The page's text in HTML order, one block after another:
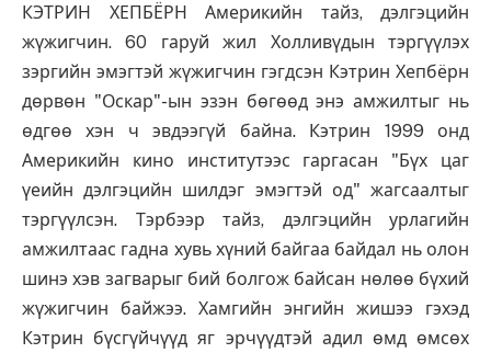
КЭТРИН ХЕПБЁРН Америкийн тайз, дэлгэцийн
жүжигчин. 60 гаруй жил Холливүдын тэргүүлэх
зэргийн эмэгтэй жүжигчин гэгдсэн Кэтрин Хепбёрн
дөрвөн "Оскар"-ын эзэн бөгөөд энэ амжилтыг нь
өдгөө хэн ч эвдээгүй байна. Кэтрин 1999 онд
Америкийн кино институтээс гаргасан "Бүх цаг
үеийн дэлгэцийн шилдэг эмэгтэй од" жагсаалтыг
тэргүүлсэн. Тэрбээр тайз, дэлгэцийн урлагийн
амжилтаас гадна хувь хүний байгаа байдал нь олон
шинэ хэв загварыг бий болгож байсан нөлөө бүхий
жүжигчин байжээ. Хамгийн энгийн жишээ гэхэд
Кэтрин бүсгүйчүүд яг эрчүүдтэй адил өмд өмсөх